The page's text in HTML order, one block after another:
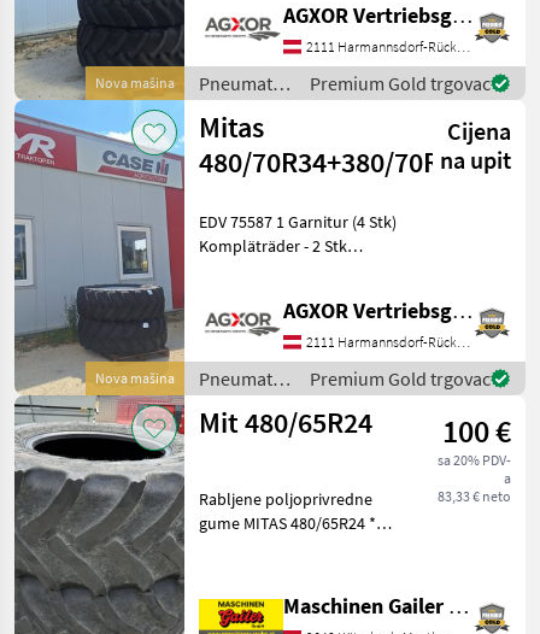
Nova mašina
Inneloche - mit 275mm
Lochkreis - mit 156A8
Tragfähigkeitskenzahl
AGXOR Vertriebsgesellschaft Ost GmbH
2111 Harmannsdorf-Rückersdorf
Pneumatici/
Gume/
Naplatci /
Mitas
Premium Gold trgovac
Nova mašina
Mitas
480/70R34+380/70R24
Cijena
na upit
EDV 75587 1 Garnitur (4 Stk)
Kompläträder - 2 Stk
Anschlußmaße: -
Mittebohrung /Lochkreis VA
225/275/ 6
AGXOR Vertriebsgesellschaft Ost GmbH
2111 Harmannsdorf-Rückersdorf
Pneumatici/
Gume/
Naplatci /
Premium Gold trgovac
Mit 480/65R24 100 €
sa 20% PDV-
a
83,33 € neto
Rabljene poljoprivredne
gume MITAS 480/65R24 *
dostupne * Cijena po gumi
* Dostupno odmah Dođite i
Maschinen Gailer GmbH